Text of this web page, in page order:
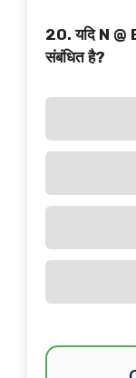
20. यदि N @
संबंधित है?